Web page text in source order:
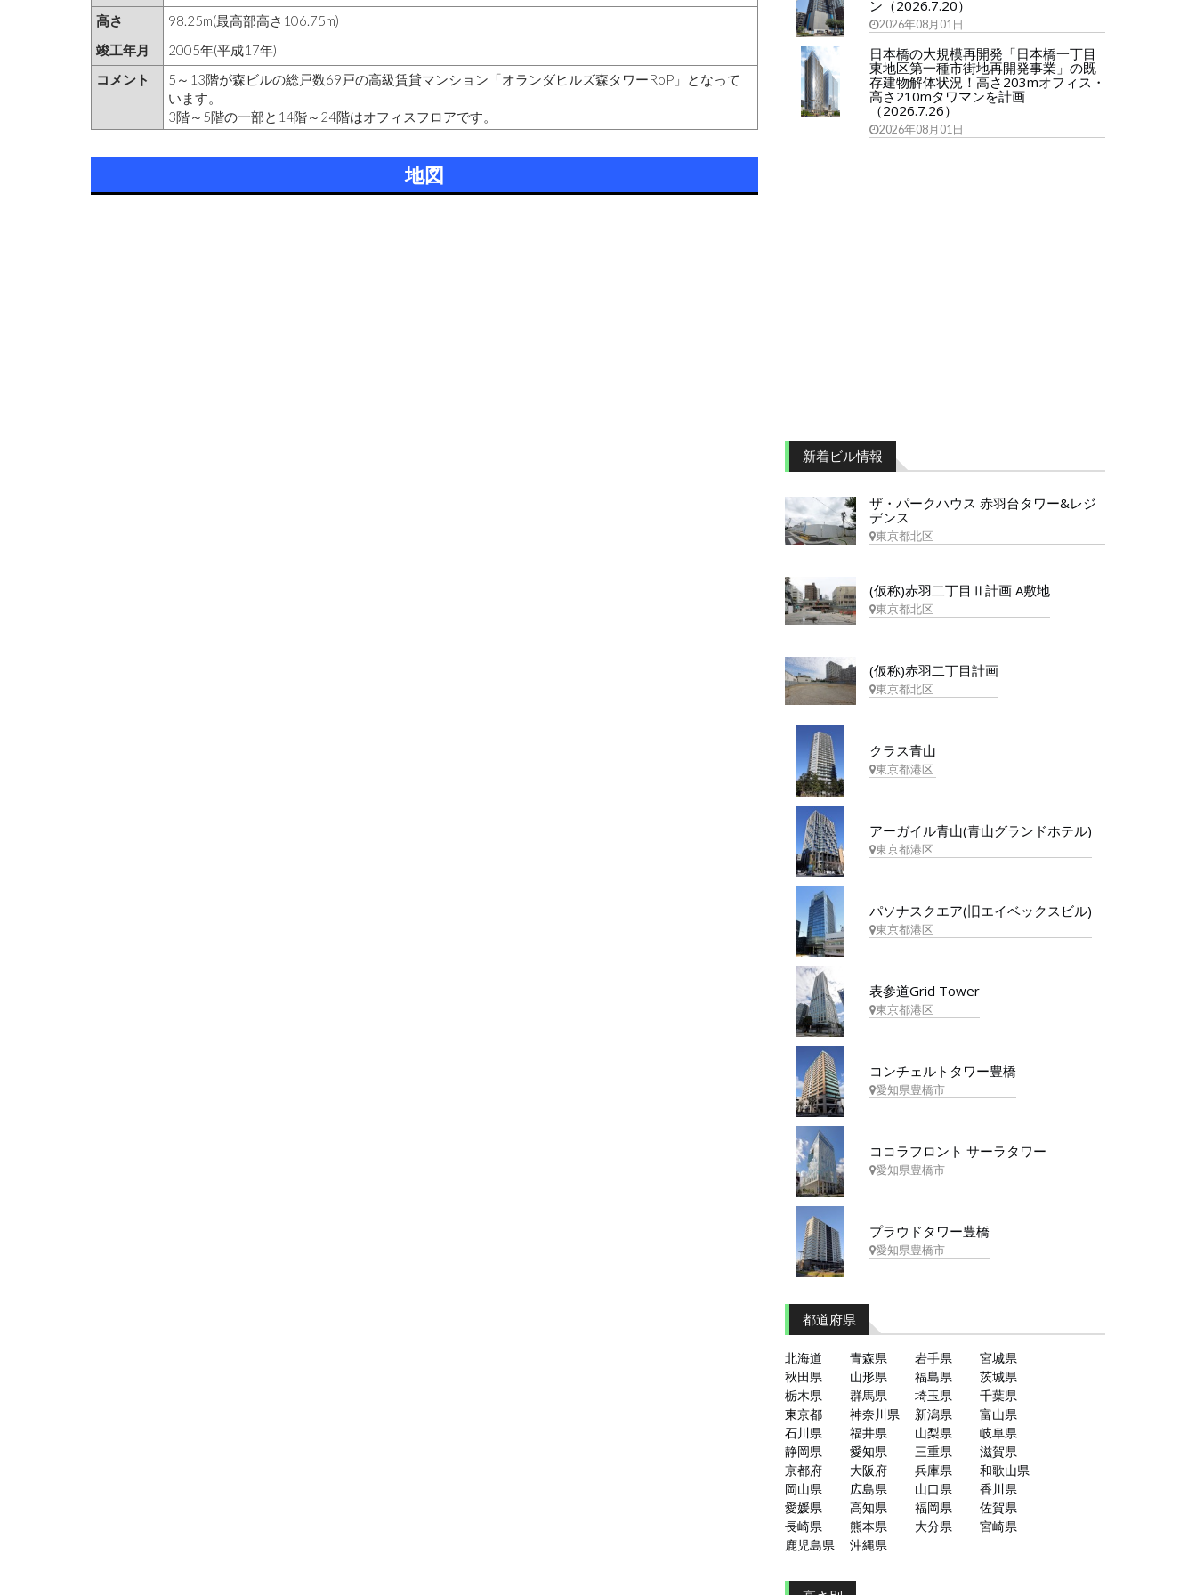
高さ
98.25m(最高部高さ106.75m)
竣工年月
2005年(平成17年)
コメント
5～13階が森ビルの総戸数69戸の高級賃貸マンション「オランダヒルズ森タワーRoP」となって
います。
3階～5階の一部と14階～24階はオフィスフロアです。
地図
ン（2026.7.20）
2026年08月01日
日本橋の大規模再開発「日本橋一丁目
東地区第一種市街地再開発事業」の既
存建物解体状況！高さ203mオフィス・
高さ210mタワマンを計画
（2026.7.26）
2026年08月01日
新着ビル情報
ザ・パークハウス 赤羽台タワー&レジ
デンス
東京都北区
(仮称)赤羽二丁目Ⅱ計画 A敷地
東京都北区
(仮称)赤羽二丁目計画
東京都北区
クラス青山
東京都港区
アーガイル青山(青山グランドホテル)
東京都港区
パソナスクエア(旧エイベックスビル)
東京都港区
表参道Grid Tower
東京都港区
コンチェルトタワー豊橋
愛知県豊橋市
ココラフロント サーラタワー
愛知県豊橋市
プラウドタワー豊橋
愛知県豊橋市
都道府県
北海道 青森県 岩手県
宮城県
秋田県
山形県 福島県
茨城県
栃木県
群馬県 埼玉県
千葉県
東京都
神奈川県 新潟県
富山県
石川県
福井県 山梨県
岐阜県
静岡県
愛知県 三重県
滋賀県
京都府
大阪府 兵庫県
和歌山県
岡山県
広島県 山口県
香川県
愛媛県
高知県 福岡県
佐賀県
長崎県
熊本県 大分県
宮崎県
鹿児島県
沖縄県